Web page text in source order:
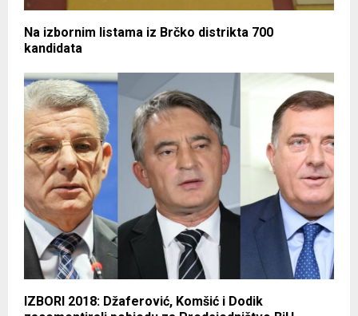
Na izbornim listama iz Brčko distrikta 700
kandidata
IZBORI 2018: Džaferović, Komšić i Dodik